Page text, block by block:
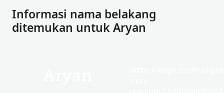
Informasi nama belakang
ditemukan untuk Aryan